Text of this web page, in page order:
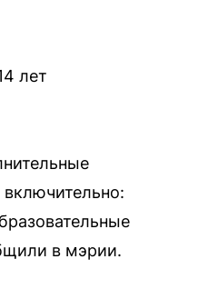
лет
в мэрии.